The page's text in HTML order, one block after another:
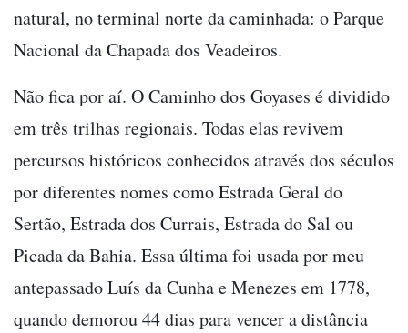
natural, no terminal norte da caminhada: o Parque
Nacional da Chapada dos Veadeiros.
Não fica por aí. O Caminho dos Goyases é dividido
em três trilhas regionais. Todas elas revivem
percursos históricos conhecidos através dos séculos
por diferentes nomes como Estrada Geral do
Sertão, Estrada dos Currais, Estrada do Sal ou
Picada da Bahia. Essa última foi usada por meu
antepassado Luís da Cunha e Menezes em 1778,
quando demorou 44 dias para vencer a distância